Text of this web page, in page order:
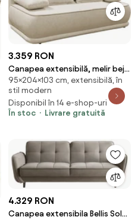
3.359 RON
Canapea extensibilă, melir bej,
LAGO
95×204×103 cm, extensibilă, în
stil modern
Disponibil în 14 e-shop-uri
În stoc
Livrare gratuită
4.329 RON
Canapea extensibila Bellis Sola